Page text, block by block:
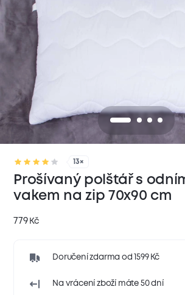
13×
Prošívaný polštář s
vakem na zip 70x90 cm
779 Kč
Doručení zdarma od 1599 Kč
Na vrácení zboží máte 50 dní